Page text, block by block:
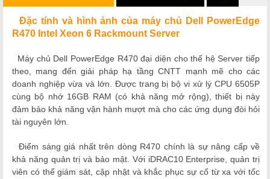
Đặc tính và hình ảnh của máy chủ Dell PowerEdge
R470 Intel Xeon 6 Rackmount Server
Máy chủ Dell PowerEdge R470 đại diện cho thế hệ Server tiếp
theo, mang đến giải pháp hạ tầng CNTT mạnh mẽ cho các
doanh nghiệp vừa và lớn. Được trang bị bộ vi xử lý CPU 6505P
cùng bộ nhớ 16GB RAM (có khả năng mở rộng), thiết bị này
đảm bảo khả năng vận hành mượt mà cho các ứng dụng đòi hỏi
tài nguyên lớn.
Điểm sáng giá nhất trên dòng R470 chính là sự nâng cấp về
khả năng quản trị và bảo mật. Với iDRAC10 Enterprise, quản trị
viên có thể giám sát, cập nhật và khắc phục sự cố từ xa với tốc